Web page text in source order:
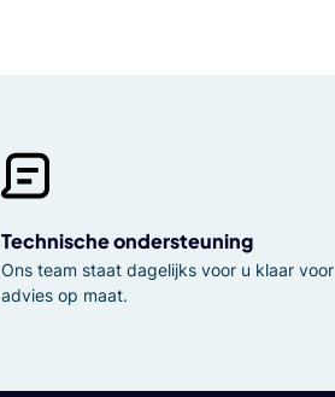
Technische ondersteuning
Ons team staat dagelijks voor u klaar voor
advies op maat.